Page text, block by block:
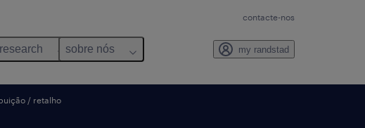
contacte-nos
sobre nós my randstad
/ retalho